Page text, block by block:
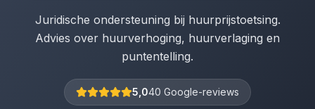
Juridische ondersteuning bij huurprijstoetsing.
Advies over huurverhoging, huurverlaging en
puntentelling.
5,040 Google-reviews